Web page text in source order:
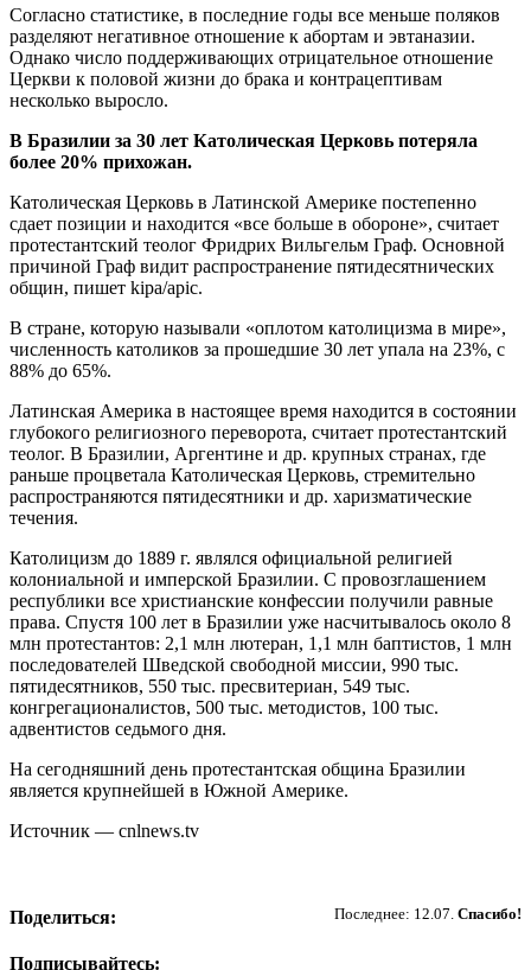
Согласно статистике, в последние годы все меньше поляков
разделяют негативное отношение к абортам и эвтаназии.
Однако число поддерживающих отрицательное отношение
Церкви к половой жизни до брака и контрацептивам
несколько выросло.
В Бразилии за 30 лет Католическая Церковь потеряла
более 20% прихожан.
Католическая Церковь в Латинской Америке постепенно
сдает позиции и находится «все больше в обороне», считает
протестантский теолог Фридрих Вильгельм Граф. Основной
причиной Граф видит распространение пятидесятнических
общин, пишет kipa/apic.
В стране, которую называли «оплотом католицизма в мире»,
численность католиков за прошедшие 30 лет упала на 23%, с
88% до 65%.
Латинская Америка в настоящее время находится в состоянии
глубокого религиозного переворота, считает протестантский
теолог. В Бразилии, Аргентине и др. крупных странах, где
раньше процветала Католическая Церковь, стремительно
распространяются пятидесятники и др. харизматические
течения.
Католицизм до 1889 г. являлся официальной религией
колониальной и имперской Бразилии. С провозглашением
республики все христианские конфессии получили равные
права. Спустя 100 лет в Бразилии уже насчитывалось около 8
млн протестантов: 2,1 млн лютеран, 1,1 млн баптистов, 1 млн
последователей Шведской свободной миссии, 990 тыс.
пятидесятников, 550 тыс. пресвитериан, 549 тыс.
конгрегационалистов, 500 тыс. методистов, 100 тыс.
адвентистов седьмого дня.
На сегодняшний день протестантская община Бразилии
является крупнейшей в Южной Америке.
Источник — cnlnews.tv
Последнее: 12.07. Спасибо!
Поделиться:
Подписывайтесь: